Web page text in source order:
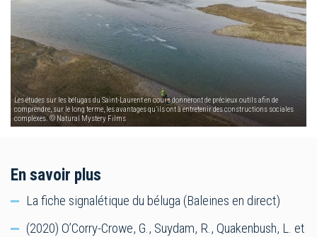
Les études sur les bélugas du Saint-Laurent en cours donneront de précieux outils afin de
comprendre, sur le long terme, les avantages qu’ils ont à entretenir des constructions sociales
complexes. © Natural Mystery Films
En savoir plus
La fiche signalétique du béluga (Baleines en direct)
(2020) O’Corry-Crowe, G., Suydam, R., Quakenbush, L. et